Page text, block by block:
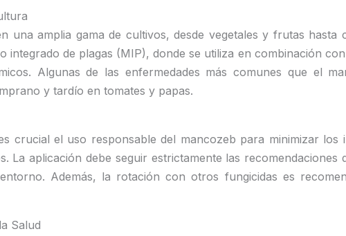
una amplia gama de cultivos, desde vegetales y frutas
integrado de plagas (MIP), donde se utiliza en combinación
Algunas de las enfermedades más comunes que el
y tardío en tomates y papas.
crucial el uso responsable del mancozeb para minimizar
La aplicación debe seguir estrictamente las
Además, la rotación con otros fungicidas es
Salud